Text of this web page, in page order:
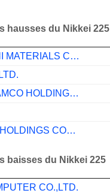
hausses du Nikkei 225
MITSUBISHI MATERIALS CORPORATION
BANDAI NAMCO HOLDINGS INC.
RESONAC HOLDINGS CORPORATION
baisses du Nikkei 225
CO.,LTD.